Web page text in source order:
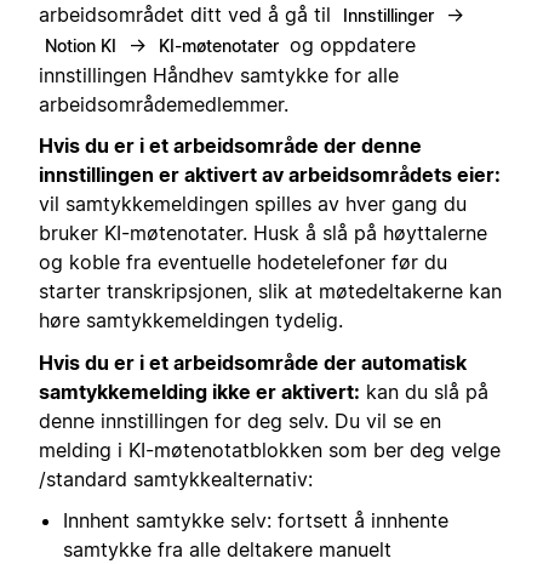
arbeidsområdet ditt ved å gå til
Innstillinger →
Notion KI → KI-møtenotater og oppdatere
innstillingen Håndhev samtykke for alle
arbeidsområdemedlemmer.
Hvis du er i et arbeidsområde der denne
innstillingen er aktivert av arbeidsområdets eier:
vil samtykkemeldingen spilles av hver gang du
bruker KI-møtenotater. Husk å slå på høyttalerne
og koble fra eventuelle hodetelefoner før du
starter transkripsjonen, slik at møtedeltakerne kan
høre samtykkemeldingen tydelig.
Hvis du er i et arbeidsområde der automatisk
samtykkemelding ikke er aktivert: kan du slå på
denne innstillingen for deg selv. Du vil se en
melding i KI-møtenotatblokken som ber deg velge
/standard samtykkealternativ:
Innhent samtykke selv: fortsett å innhente
samtykke fra alle deltakere manuelt